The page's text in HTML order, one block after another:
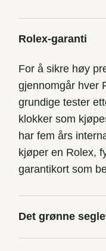
Rolex-garanti
For å sikre høy
gjennomgår hver
grundige tester
klokker som
har fem års
kjøper en Rolex,
garantikort som
Det grønne